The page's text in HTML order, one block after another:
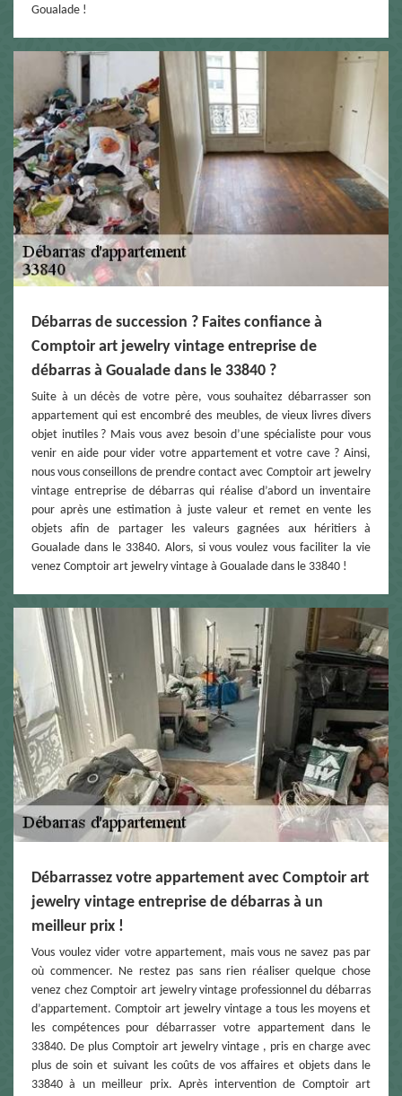
Goualade !
Débarras de succession ? Faites confiance à
Comptoir art jewelry vintage entreprise de
débarras à Goualade dans le 33840 ?
Suite à un décès de votre père, vous souhaitez débarrasser son
appartement qui est encombré des meubles, de vieux livres divers
objet inutiles ? Mais vous avez besoin d’une spécialiste pour vous
venir en aide pour vider votre appartement et votre cave ? Ainsi,
nous vous conseillons de prendre contact avec Comptoir art jewelry
vintage entreprise de débarras qui réalise d’abord un inventaire
pour après une estimation à juste valeur et remet en vente les
objets afin de partager les valeurs gagnées aux héritiers à
Goualade dans le 33840. Alors, si vous voulez vous faciliter la vie
venez Comptoir art jewelry vintage à Goualade dans le 33840 !
Débarrassez votre appartement avec Comptoir art
jewelry vintage entreprise de débarras à un
meilleur prix !
Vous voulez vider votre appartement, mais vous ne savez pas par
où commencer. Ne restez pas sans rien réaliser quelque chose
venez chez Comptoir art jewelry vintage professionnel du débarras
d’appartement. Comptoir art jewelry vintage a tous les moyens et
les compétences pour débarrasser votre appartement dans le
33840. De plus Comptoir art jewelry vintage , pris en charge avec
plus de soin et suivant les coûts de vos affaires et objets dans le
33840 à un meilleur prix. Après intervention de Comptoir art